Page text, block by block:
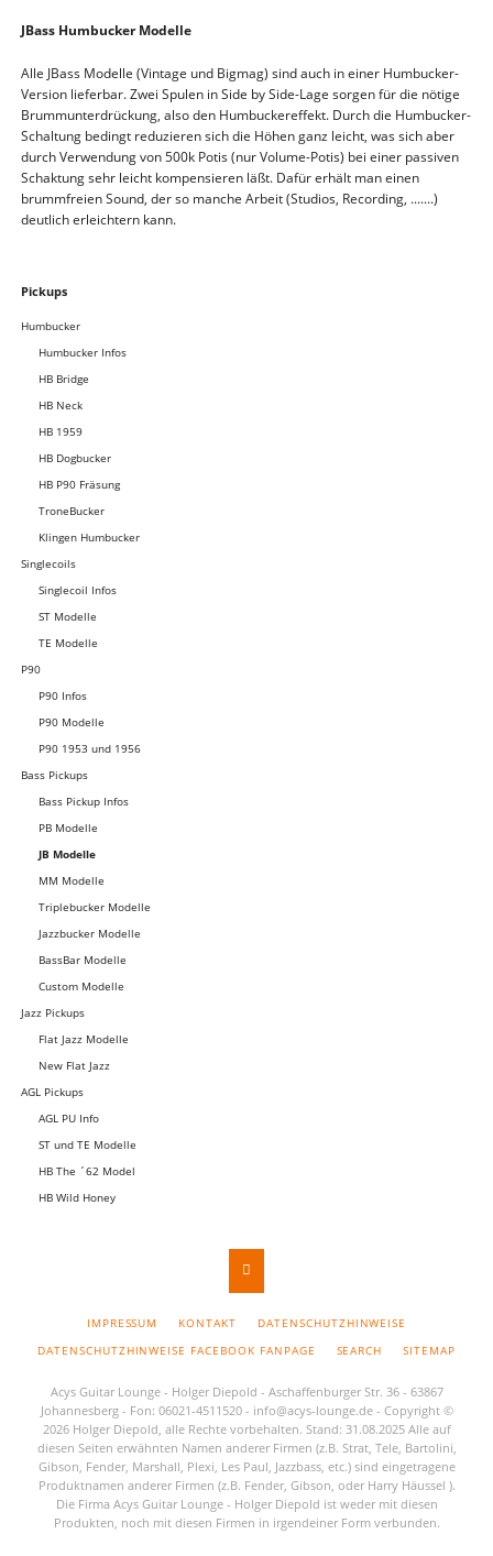
JBass Humbucker Modelle
Alle JBass Modelle (Vintage und Bigmag) sind auch in einer Humbucker-
Version lieferbar. Zwei Spulen in Side by Side-Lage sorgen für die nötige
Brummunterdrückung, also den Humbuckereffekt. Durch die Humbucker-
Schaltung bedingt reduzieren sich die Höhen ganz leicht, was sich aber
durch Verwendung von 500k Potis (nur Volume-Potis) bei einer passiven
Schaktung sehr leicht kompensieren läßt. Dafür erhält man einen
brummfreien Sound, der so manche Arbeit (Studios, Recording, .......)
deutlich erleichtern kann.
Navigation
Pickups
Humbucker
Humbucker Infos
HB Bridge
HB Neck
HB 1959
HB Dogbucker
HB P90 Fräsung
TroneBucker
Klingen Humbucker
Singlecoils
Singlecoil Infos
ST Modelle
TE Modelle
P90
P90 Infos
P90 Modelle
P90 1953 und 1956
Bass Pickups
Bass Pickup Infos
PB Modelle
JB Modelle
MM Modelle
Triplebucker Modelle
Jazzbucker Modelle
BassBar Modelle
Custom Modelle
Jazz Pickups
Flat Jazz Modelle
New Flat Jazz
AGL Pickups
AGL PU Info
ST und TE Modelle
HB The ´62 Model
HB Wild Honey
NAVIGATION
IMPRESSUM KONTAKT
DATENSCHUTZHINWEISE
DATENSCHUTZHINWEISE FACEBOOK FANPAGE
SEARCH SITEMAP
Acys Guitar Lounge - Holger Diepold - Aschaffenburger Str. 36 - 63867
Johannesberg - Fon: 06021-4511520 - info@acys-lounge.de- Copyright ©
2026 Holger Diepold, alle Rechte vorbehalten. Stand: 31.08.2025 Alle auf
diesen Seiten erwähnten Namen anderer Firmen (z.B. Strat, Tele, Bartolini,
Gibson, Fender, Marshall, Plexi, Les Paul, Jazzbass, etc.) sind eingetragene
Produktnamen anderer Firmen (z.B. Fender, Gibson, oder Harry Häussel ).
Die Firma Acys Guitar Lounge - Holger Diepold ist weder mit diesen
Produkten, noch mit diesen Firmen in irgendeiner Form verbunden.